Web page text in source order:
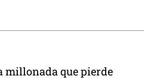
millonada que pierde